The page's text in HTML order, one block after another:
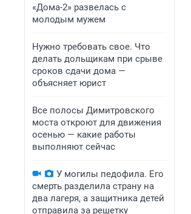
«Дома-2» развелась с
молодым мужем
Нужно требовать свое. Что
делать дольщикам при срыве
сроков сдачи дома —
объясняет юрист
Все полосы Димитровского
моста откроют для движения
осенью — какие работы
выполняют сейчас
У могилы педофила. Его
смерть разделила страну на
два лагеря, а защитника детей
отправила за решетку